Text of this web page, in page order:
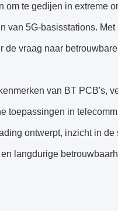
om te gedijen in extreme
van 5G-basisstations.
de vraag naar
van BT PCB's,
toepassingen in
ontwerpt, inzicht in
langdurige